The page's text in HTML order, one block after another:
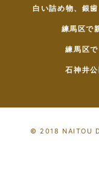
白い詰め物、銀
練馬区で
練馬区
石神井
© 2018 NAITOU